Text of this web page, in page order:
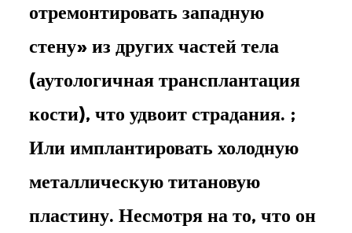
отремонтировать западную
стену» из других частей тела
(аутологичная трансплантация
кости), что удвоит страдания. ;
Или имплантировать холодную
металлическую титановую
пластину. Несмотря на то, что он